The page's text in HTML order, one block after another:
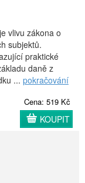
vlivu zákona o
subjektů.
praktické
daně z
... pokračování
Cena: 519 Kč
KOUPIT